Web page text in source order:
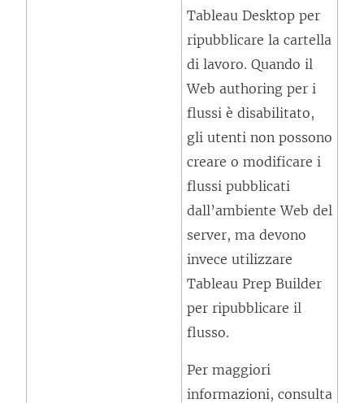
n
a
Tableau Desktop per
ripubblicare la cartella
di lavoro. Quando il
Web authoring per i
flussi è disabilitato,
gli utenti non possono
creare o modificare i
flussi pubblicati
dall’ambiente Web del
server, ma devono
invece utilizzare
Tableau Prep Builder
per ripubblicare il
flusso.
Per maggiori
informazioni, consulta